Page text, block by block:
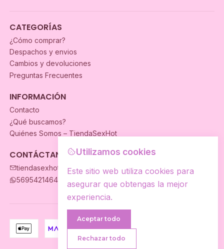
CATEGORÍAS
¿Cómo comprar?
Despachos y envios
Cambios y devoluciones
Preguntas Frecuentes
INFORMACIÓN
Contacto
¿Qué buscamos?
Quiénes Somos – TiendaSexHot
CONTÁCTANOS
tiendasexhot@gmail.com
56954214649
Utilizamos cookies
Este sitio web utiliza cookies para
asegurar que obtengas la mejor
experiencia.
Aceptar todo
Rechazar todo